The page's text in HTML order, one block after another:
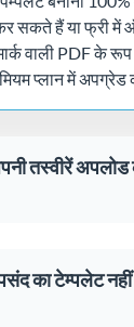
सकते हैं या फ्री में
वाली PDF के
प्लान में अपग्रेड
तस्वीरें
का टेम्पलेट नहीं